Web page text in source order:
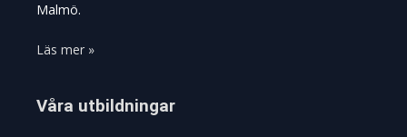
Malmö.
Läs mer »
Våra utbildningar